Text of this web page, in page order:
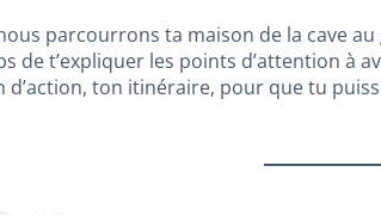
parcourrons ta maison de la cave
de t’expliquer les points d’attention à
d’action, ton itinéraire, pour que tu